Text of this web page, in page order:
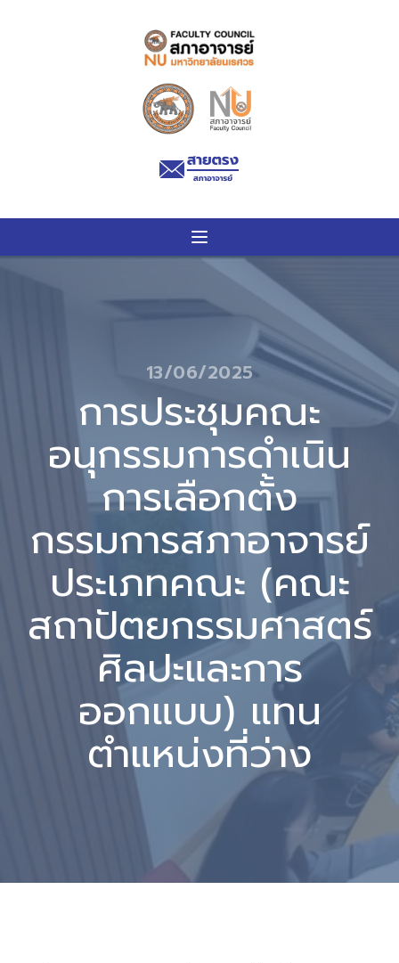
13/06/2025
การประชุมคณะ
อนุกรรมการดำเนิน
การเลือกตั้ง
กรรมการสภาอาจารย์
ประเภทคณะ (คณะ
สถาปัตยกรรมศาสตร์
ศิลปะและการ
ออกแบบ) แทน
ตำแหน่งที่ว่าง